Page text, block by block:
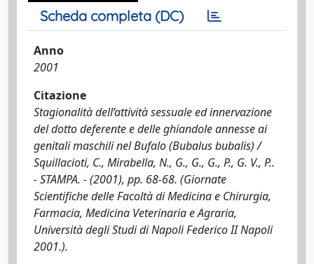
Scheda completa (DC)
Anno
2001
Citazione
Stagionalità dell’attività sessuale ed innervazione
del dotto deferente e delle ghiandole annesse ai
genitali maschili nel Bufalo (Bubalus bubalis) /
Squillacioti, C., Mirabella, N., G., G., G., P., G. V., P..
- STAMPA. - (2001), pp. 68-68. (Giornate
Scientifiche delle Facoltà di Medicina e Chirurgia,
Farmacia, Medicina Veterinaria e Agraria,
Università degli Studi di Napoli Federico II Napoli
2001.).